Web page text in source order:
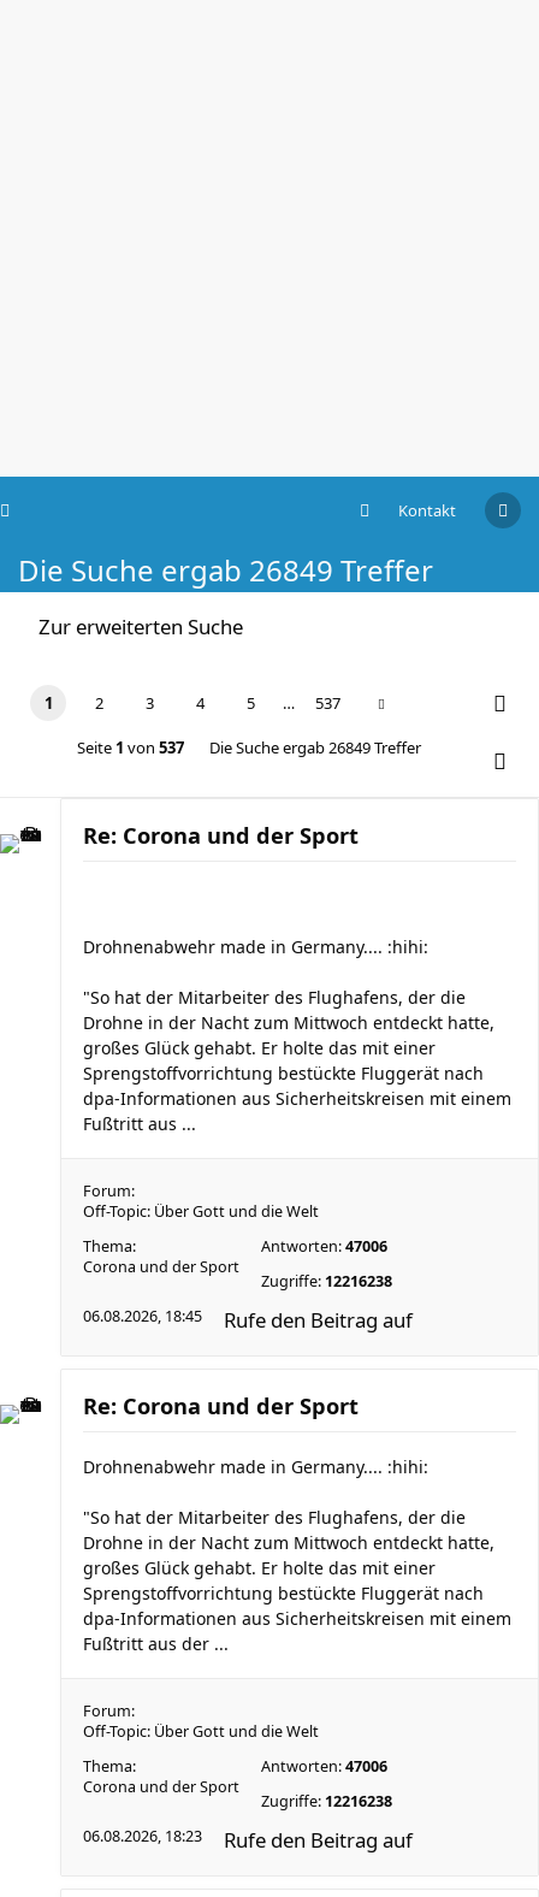
Kontakt
Die Suche ergab 26849 Treffer
Zur erweiterten Suche
1 2 3 4 5 … 537
Seite 1 von 537 Die Suche ergab 26849 Treffer
Re: Corona und der Sport
Drohnenabwehr made in Germany.... :hihi:
"So hat der Mitarbeiter des Flughafens, der die
Drohne in der Nacht zum Mittwoch entdeckt hatte,
großes Glück gehabt. Er holte das mit einer
Sprengstoffvorrichtung bestückte Fluggerät nach
dpa-Informationen aus Sicherheitskreisen mit einem
Fußtritt aus ...
Forum:
Off-Topic: Über Gott und die Welt
Thema:
Corona und der Sport
Antworten:47006
Zugriffe: 12216238
06.08.2026, 18:45
Rufe den Beitrag auf
Re: Corona und der Sport
Drohnenabwehr made in Germany.... :hihi:
"So hat der Mitarbeiter des Flughafens, der die
Drohne in der Nacht zum Mittwoch entdeckt hatte,
großes Glück gehabt. Er holte das mit einer
Sprengstoffvorrichtung bestückte Fluggerät nach
dpa-Informationen aus Sicherheitskreisen mit einem
Fußtritt aus der ...
Forum:
Off-Topic: Über Gott und die Welt
Thema:
Corona und der Sport
Antworten:47006
Zugriffe: 12216238
06.08.2026, 18:23
Rufe den Beitrag auf